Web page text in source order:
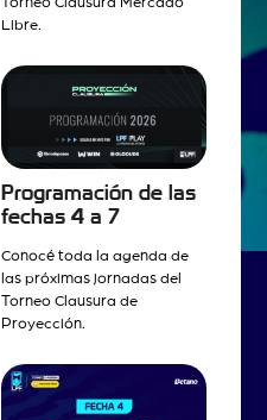
Torneo Clausura Mercado
Libre.
Programación de las
fechas 4 a 7
Conocé toda la agenda de
las próximas jornadas del
Torneo Clausura de
Proyección.